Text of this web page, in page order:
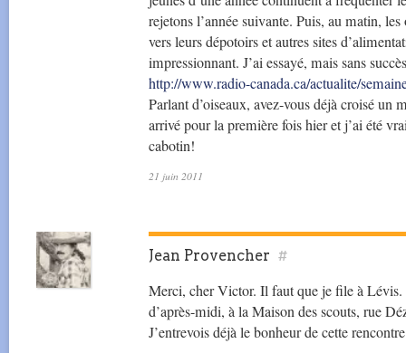
rejetons l’année suivante. Puis, au matin,
vers leurs dépotoirs et autres sites
impressionnant. J’ai essayé, mais sans
http://www.radio-canada.ca/actualite/
Parlant d’oiseaux, avez-vous déjà croisé un
arrivé pour la première fois hier et j’ai été
cabotin!
21 juin 2011
Jean Provencher #
Merci, cher Victor. Il faut que je file à Lévis.
d’après-midi, à la Maison des scouts, rue
J’entrevois déjà le bonheur de cette